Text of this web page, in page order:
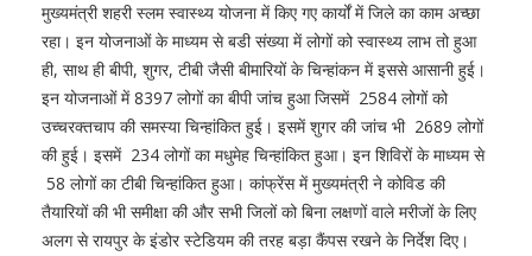
मुख्यमंत्री शहरी स्लम स्वास्थ्य योजना में किए गए कार्यों में जिले का काम अच्छा
रहा। इन योजनाओं के माध्यम से बडी संख्या में लोगों को स्वास्थ्य लाभ तो हुआ
ही, साथ ही बीपी, शुगर, टीबी जैसी बीमारियों के चिन्हांकन में इससे आसानी हुई।
इन योजनाओं में 8397 लोगों का बीपी जांच हुआ जिसमें 2584 लोगों को
उच्चरक्तचाप की समस्या चिन्हांकित हुई। इसमें शुगर की जांच भी 2689 लोगों
की हुई। इसमें 234 लोगों का मधुमेह चिन्हांकित हुआ। इन शिविरों के माध्यम से
58 लोगों का टीबी चिन्हांकित हुआ। कांफ्रेंस में मुख्यमंत्री ने कोविड की
तैयारियों की भी समीक्षा की और सभी जिलों को बिना लक्षणों वाले मरीजों के लिए
अलग से रायपुर के इंडोर स्टेडियम की तरह बड़ा कैंपस रखने के निर्देश दिए।